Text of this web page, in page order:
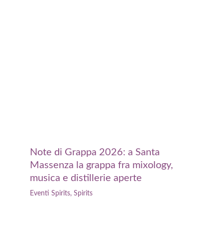
Note di Grappa 2026: a Santa
Massenza la grappa fra mixology,
musica e distillerie aperte
Eventi Spirits, Spirits